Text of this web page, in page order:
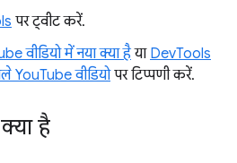
पर ट्वीट करें.
वीडियो में नया क्या हैया DevTools
YouTube वीडियोपर टिप्पणी करें.
है